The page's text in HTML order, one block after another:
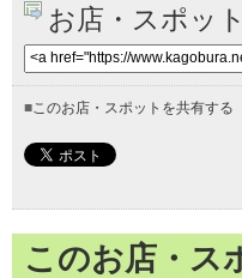
お店・スポッ
■ このお店・スポットを共有する
このお店・ス